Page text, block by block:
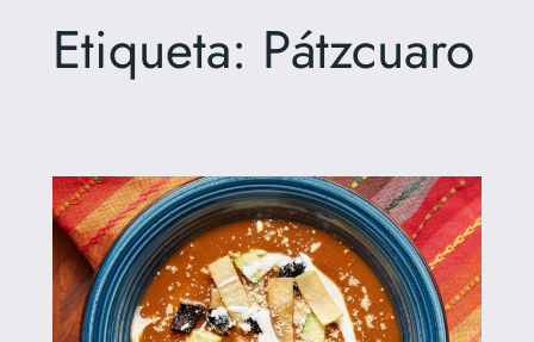
Etiqueta: Pátzcuaro